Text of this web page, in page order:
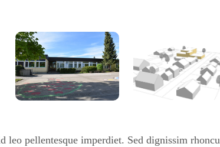
leo pellentesque imperdiet. Sed dignissim